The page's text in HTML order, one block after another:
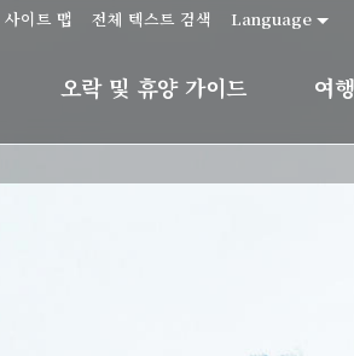
사이트 맵 전체 텍스트 검색 Language
오락 및 휴양 가이드 여